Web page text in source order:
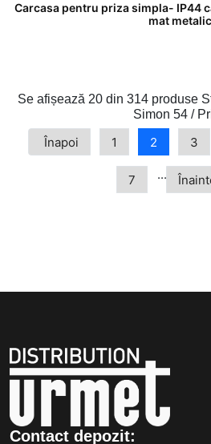
Carcasa pentru priza simpla- IP44
mat metalic
Se afișează 20 din 314produse
Simon 54 /
Înapoi 1 2 3
7 ...
Contact depozit: